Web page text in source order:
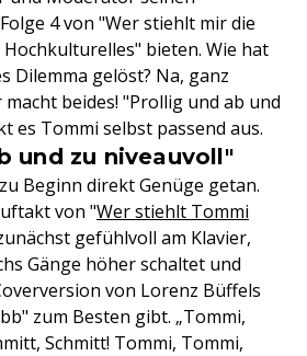
4 von "Wer stiehlt mir die
Hochkulturelles" bieten. Wie hat
Dilemma gelöst? Na, ganz
beides! "Prollig und ab und
es Tommi selbst passend aus.
und zu niveauvoll"
Beginn direkt Genüge getan.
von "Wer stiehlt Tommi
gefühlvoll am Klavier,
Gänge höher schaltet und
von Lorenz Büffels
zum Besten gibt. „Tommi,
Schmitt! Tommi, Tommi,